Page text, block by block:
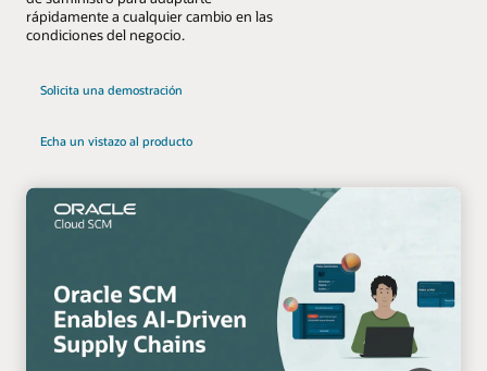
rápidamente a cualquier cambio en las
condiciones del negocio.
Solicita una demostración
Echa un vistazo al producto